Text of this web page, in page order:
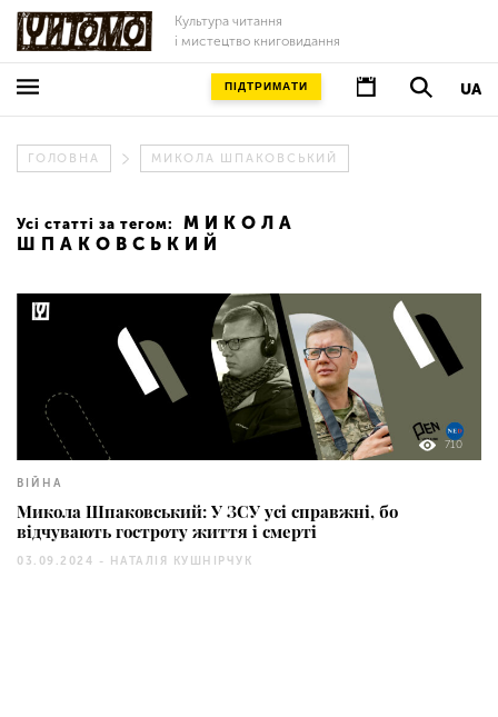
Культура читання
і мистецтво книговидання
UA
ПІДТРИМАТИ
ГОЛОВНА МИКОЛА ШПАКОВСЬКИЙ
Усі статті за тегом:
МИКОЛА
ШПАКОВСЬКИЙ
710
ВІЙНА
Микола Шпаковський: У ЗСУ усі справжні, бо
відчувають гостроту життя і смерті
03.09.2024 - НАТАЛІЯ КУШНІРЧУК